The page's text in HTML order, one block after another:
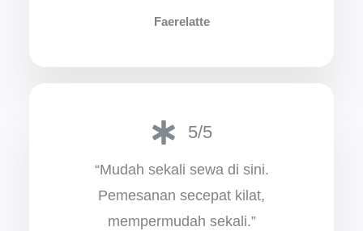
Faerelatte
5/5
“Mudah sekali sewa di sini.
Pemesanan secepat kilat,
mempermudah sekali.”